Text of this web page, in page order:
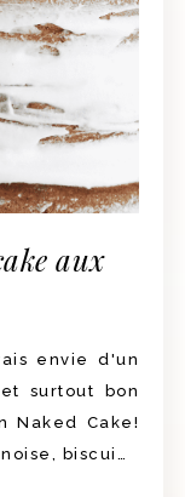
aux
envie d'un
surtout bon
Naked Cake!
biscui…